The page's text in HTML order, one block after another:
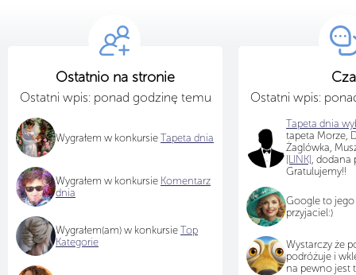
Ostatnio na stronie
Ostatni wpis: ponad godzinę temu
Wygrałem w konkursie Tapeta dnia
Wygrałem w konkursie Komentarz
dnia
Wygrałem(am) w konkursie Top
Kategorie
Ostatni wpis:
Tapeta dnia
tapeta Morze,
Żaglówka,
[LINK] , dodana
Gratulujemy!!
Google to jego
przyjaciel:)
Wystarczy że
podróżuje i
na pewno jest